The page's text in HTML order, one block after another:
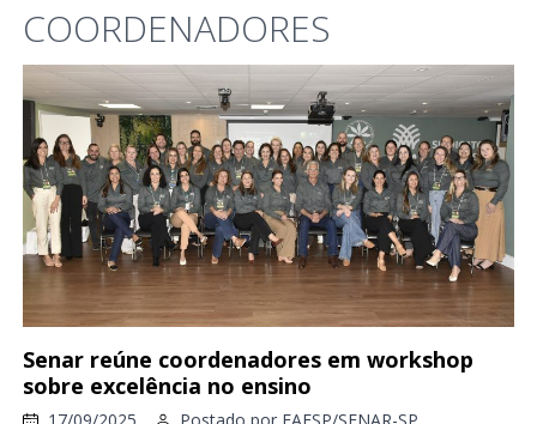
COORDENADORES
Senar reúne coordenadores em workshop
sobre excelência no ensino